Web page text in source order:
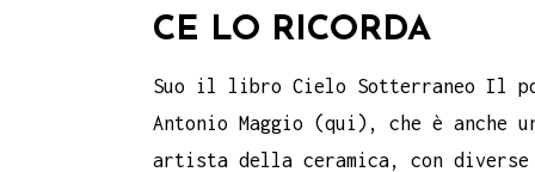
CE LO RICORDA
Suo il libro Cielo Sotterraneo Il
Antonio Maggio (qui), che è anche
artista della ceramica, con diverse